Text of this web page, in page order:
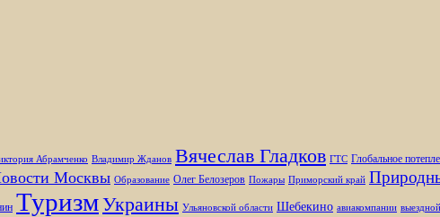
Абрамченко Владимир Жданов Вячеслав Гладков ГТС Глобальное
Москвы Образование Олег Белозеров Пожары Приморский край
ТуризмУкраины Ульяновской области Шебекино авиакомпании